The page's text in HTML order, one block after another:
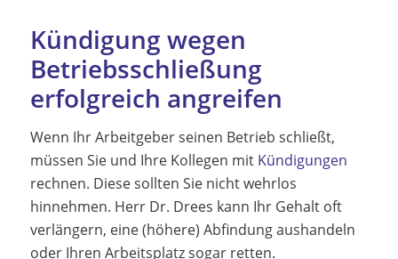
Kündigung wegen
Betriebsschließung
erfolgreich angreifen
Wenn Ihr Arbeitgeber seinen Betrieb schließt,
müssen Sie und Ihre Kollegen mit Kündigungen
rechnen. Diese sollten Sie nicht wehrlos
hinnehmen. Herr Dr. Drees kann Ihr Gehalt oft
verlängern, eine (höhere) Abfindung aushandeln
oder Ihren Arbeitsplatz sogar retten.